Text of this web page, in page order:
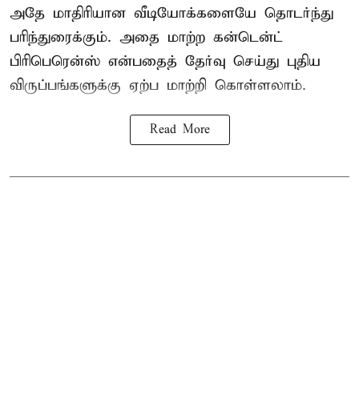
அதே மாதிரியான வீடியோக்களையே தொடர்ந்து
பரிந்துரைக்கும். அதை மாற்ற கன்டென்ட்
பிரிபெரென்ஸ் என்பதைத் தேர்வு செய்து புதிய
விருப்பங்களுக்கு ஏற்ப மாற்றி கொள்ளலாம்.
Read More